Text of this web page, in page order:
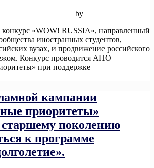
by
конкурс «WOW! RUSSIA», направленный
иностранных студентов,
вузах, и продвижение российского
Конкурс проводится АНО
при поддержке
кампании
приоритеты»
поколению
к программе